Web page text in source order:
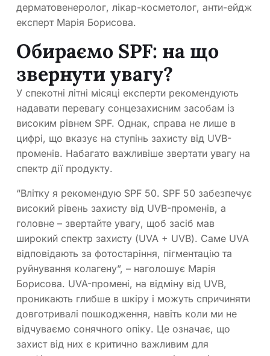
дерматовенеролог, лікар-косметолог, анти-ейдж
експерт Марія Борисова.
Обираємо SPF: на що
звернути увагу?
У спекотні літні місяці експерти рекомендують
надавати перевагу сонцезахисним засобам із
високим рівнем SPF. Однак, справа не лише в
цифрі, що вказує на ступінь захисту від UVB-
променів. Набагато важливіше звертати увагу на
спектр дії продукту.
“Влітку я рекомендую SPF 50. SPF 50 забезпечує
високий рівень захисту від UVB-променів, а
головне – звертайте увагу, щоб засіб мав
широкий спектр захисту (UVA + UVB). Саме UVA
відповідають за фотостаріння, пігментацію та
руйнування колагену”, – наголошує Марія
Борисова. UVA-промені, на відміну від UVB,
проникають глибше в шкіру і можуть спричиняти
довготривалі пошкодження, навіть коли ми не
відчуваємо сонячного опіку. Це означає, що
захист від них є критично важливим для